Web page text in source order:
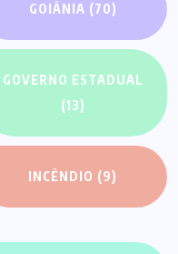
GOIÂNIA (70)
GOVERNO ESTADUAL
(13)
INCÊNDIO (9)